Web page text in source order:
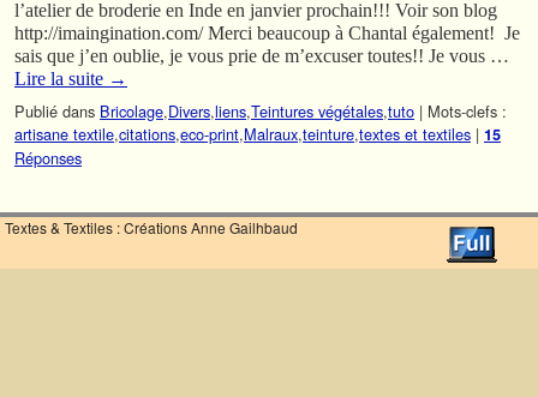
l’atelier de broderie en Inde en janvier prochain!!! Voir son blog
http://imaingination.com/ Merci beaucoup à Chantal également! Je
sais que j’en oublie, je vous prie de m’excuser toutes!! Je vous …
Lire la suite →
Publié dans Bricolage,Divers,liens,Teintures végétales,tuto | Mots-clefs :
artisane textile,citations,eco-print,Malraux,teinture,textes et textiles | 15
Réponses
Textes & Textiles : Créations Anne Gailhbaud